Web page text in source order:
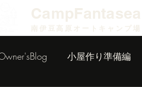
​CampFantasea
南伊豆高原オートキャンプ場
小屋作り準備編